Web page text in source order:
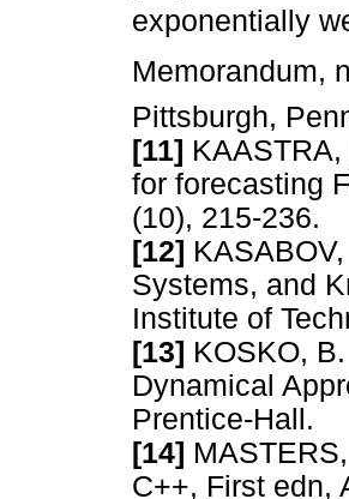
exponentially
Pittsburgh,
[11]
for forecasting
(10), 215-
[12]
Systems, and
Institute of
[13] KOSKO,
Dynamical
Prentice-
[14]
C++, First